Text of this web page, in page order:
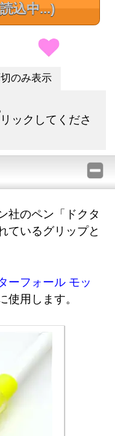
込中...)
のみ表示
ックしてくださ
社のペン「ドクタ
ているグリップと
ーフォール モッ
使用します。